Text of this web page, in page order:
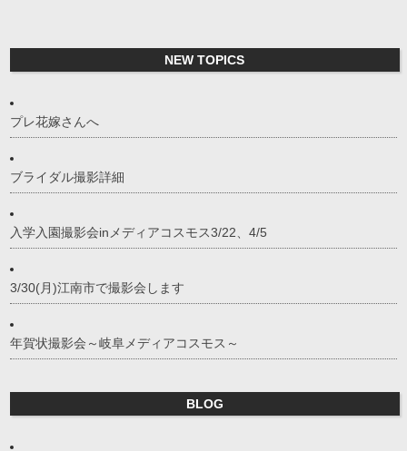
NEW TOPICS
プレ花嫁さんへ
ブライダル撮影詳細
入学入園撮影会inメディアコスモス3/22、4/5
3/30(月)江南市で撮影会します
年賀状撮影会～岐阜メディアコスモス～
BLOG